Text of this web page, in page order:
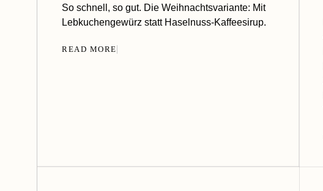
So schnell, so gut. Die Weihnachtsvariante: Mit
Lebkuchengewürz statt Haselnuss-Kaffeesirup.
READ MORE